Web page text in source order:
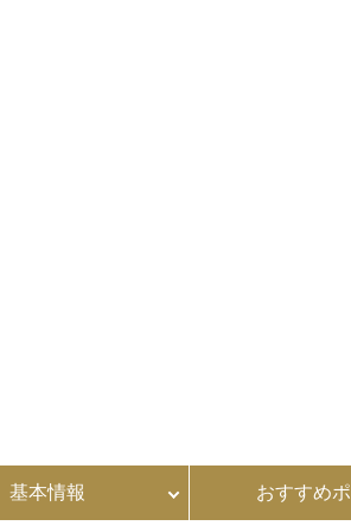
基本情報 おすすめ